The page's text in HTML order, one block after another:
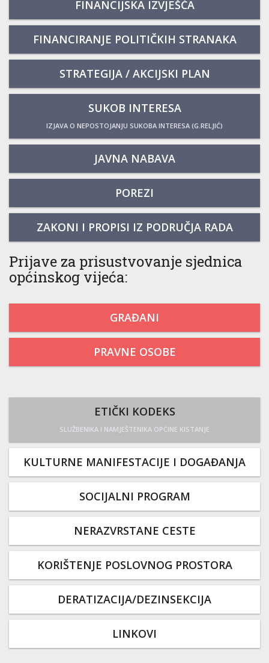
FINANCIJSKA IZVJEŠĆA
FINANCIRANJE POLITIČKIH STRANAKA
STRATEGIJA / AKCIJSKI PLAN
SUKOB INTERESA
IZJAVA O NEPOSTOJANJU SUKOBA INTERESA (G.RELJIĆ)
JAVNA NABAVA
POREZI
ZAKONI I PROPISI IZ PODRUČJA RADA
Prijave za prisustvovanje sjednica
općinskog vijeća:
GRAĐANI
PRAVNE OSOBE
ETIČKI KODEKS
SLUŽBENIKA I NAMJEŠTENIKA OPĆINE KISTANJE
KULTURNE MANIFESTACIJE I DOGAĐANJA
SOCIJALNI PROGRAM
NERAZVRSTANE CESTE
KORIŠTENJE POSLOVNOG PROSTORA
DERATIZACIJA/DEZINSEKCIJA
LINKOVI